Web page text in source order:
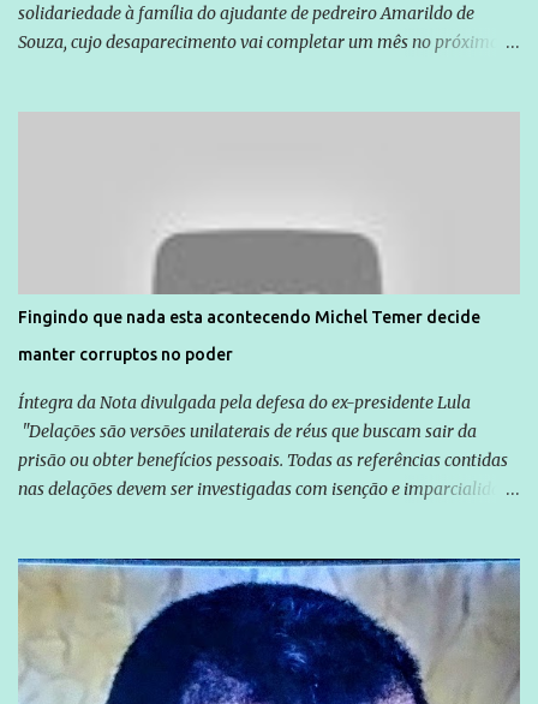
solidariedade à família do ajudante de pedreiro Amarildo de
Souza, cujo desaparecimento vai completar um mês no próximo
são vítimas de violência, estão em situação de risco ou têm seus
direitos violados. Leia mais: Anistia Internacional cobra do Brasil
solução do caso Amarildo - Terra Brasil
Fingindo que nada esta acontecendo Michel Temer decide
manter corruptos no poder
Íntegra da Nota divulgada pela defesa do ex-presidente Lula
"Delações são versões unilaterais de réus que buscam sair da
prisão ou obter benefícios pessoais. Todas as referências contidas
nas delações devem ser investigadas com isenção e imparcialidade
Globo manteve com o Grupo Odebrecht, citada na delação de
Emílio Odebrecht. Lula sempre atuou para promover o Brasil no
exterior, e não para promover determinadas empresas ou
empresários" Assina a nota o advogado Cristiano Zanin Martins